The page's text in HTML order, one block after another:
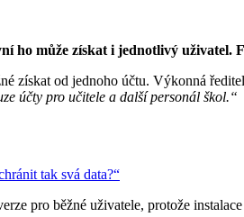
ho může získat i jednotlivý uživatel.
získat od jednoho účtu. Výkonná
účty pro učitele a další personál škol.“
tak svá data?“
pro běžné uživatele, protože